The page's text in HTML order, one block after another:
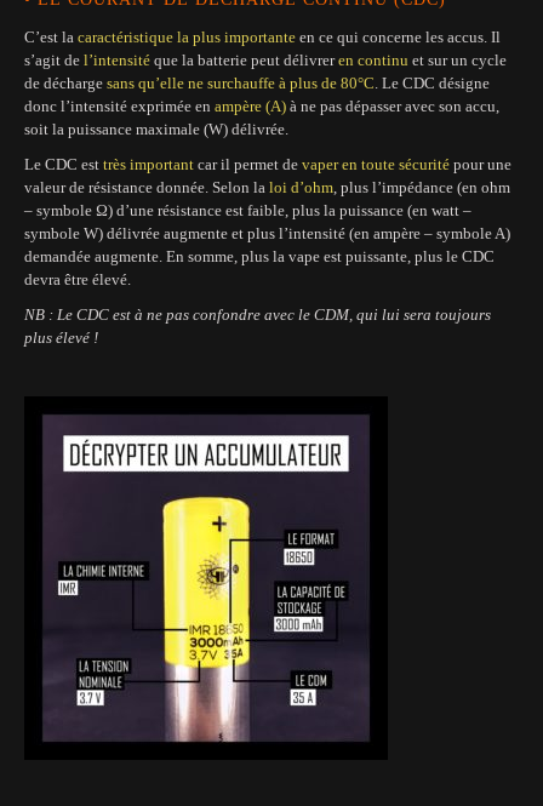
C’est la caractéristique la plus importante en ce qui concerne les accus. Il
s’agit de l’intensité que la batterie peut délivreren continu et sur un cycle
de décharge sans qu’elle ne surchauffe à plus de 80°C. Le CDC désigne
donc l’intensité exprimée en ampère (A) à ne pas dépasser avec son accu,
soit la puissance maximale (W) délivrée.
Le CDC est très important car il permet de vaper en toute sécurité pour une
valeur de résistance donnée. Selon la loi d’ohm, plus l’impédance (en ohm
– symbole Ω) d’une résistance est faible, plus la puissance (en watt –
symbole W) délivrée augmente et plus l’intensité (en ampère – symbole A)
demandée augmente. En somme, plus la vape est puissante, plus le CDC
devra être élevé.
NB : Le CDC est à ne pas confondre avec le CDM, qui lui sera toujours
plus élevé !